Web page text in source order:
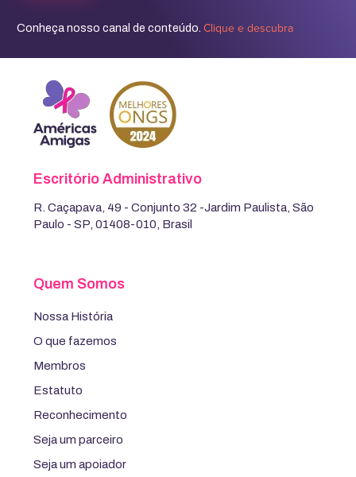
Conheça nosso canal de conteúdo. Clique e descubra
Escritório Administrativo
R. Caçapava, 49 - Conjunto 32 -Jardim Paulista, São
Paulo - SP, 01408-010, Brasil
Quem Somos
Nossa História
O que fazemos
Membros
Estatuto
Reconhecimento
Seja um parceiro
Seja um apoiador